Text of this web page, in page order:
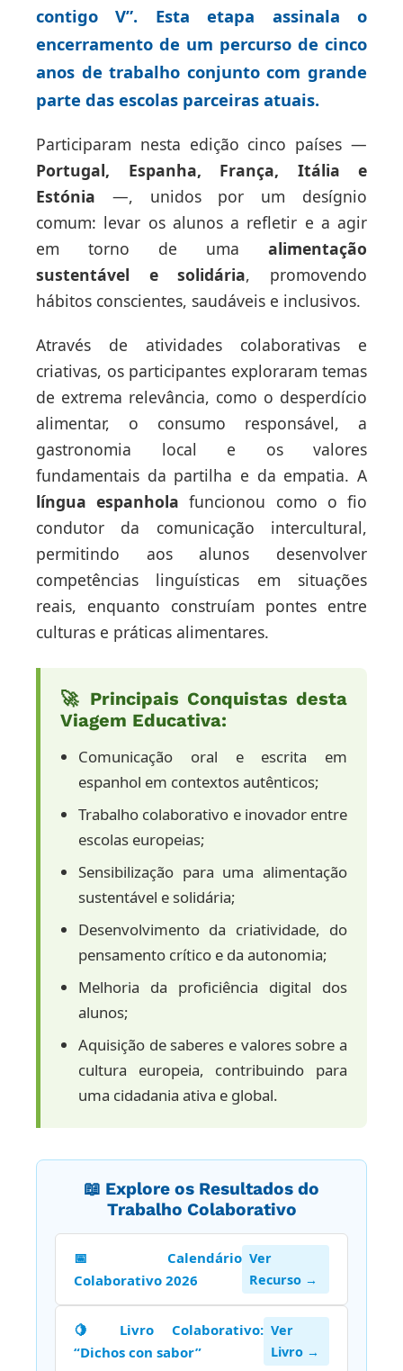
contigo V”. Esta etapa assinala o
encerramento de um percurso de cinco
anos de trabalho conjunto com grande
parte das escolas parceiras atuais.
Participaram nesta edição cinco países —
Portugal, Espanha, França, Itália e
Estónia —, unidos por um desígnio
comum: levar os alunos a refletir e a agir
em torno de uma alimentação
sustentável e solidária, promovendo
hábitos conscientes, saudáveis e inclusivos.
Através de atividades colaborativas e
criativas, os participantes exploraram temas
de extrema relevância, como o desperdício
alimentar, o consumo responsável, a
gastronomia local e os valores
fundamentais da partilha e da empatia. A
língua espanhola funcionou como o fio
condutor da comunicação intercultural,
permitindo aos alunos desenvolver
competências linguísticas em situações
reais, enquanto construíam pontes entre
culturas e práticas alimentares.
🚀 Principais Conquistas desta
Viagem Educativa:
Comunicação oral e escrita em
espanhol em contextos autênticos;
Trabalho colaborativo e inovador entre
escolas europeias;
Sensibilização para uma alimentação
sustentável e solidária;
Desenvolvimento da criatividade, do
pensamento crítico e da autonomia;
Melhoria da proficiência digital dos
alunos;
Aquisição de saberes e valores sobre a
cultura europeia, contribuindo para
uma cidadania ativa e global.
📖 Explore os Resultados do
Trabalho Colaborativo
📅 Calendário
Colaborativo 2026
Ver
Recurso →
🍋 Livro Colaborativo:
“Dichos con sabor”
Ver
Livro →